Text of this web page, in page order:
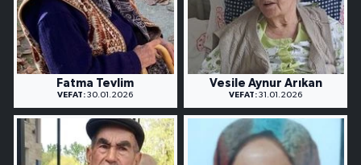
Fatma Tevlim
VEFAT: 30.01.2026
Vesile Aynur Arıkan
VEFAT: 31.01.2026